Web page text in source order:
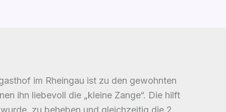
im Rheingau ist zu den gewohnten
ihn liebevoll die „kleine Zange“. Die hilft